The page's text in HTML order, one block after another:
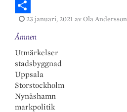
n
e
d
I
n
a
e
b
o
o
k
E
m
a
i
l
h
a
r
e
23 januari, 2021 av Ola Andersson
Ämnen
Utmärkelser
stadsbyggnad
Uppsala
Storstockholm
Nynäshamn
markpolitik